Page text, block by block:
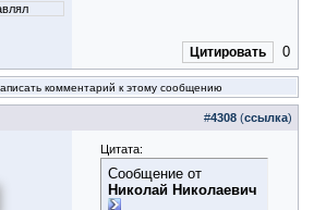
Цитировать 0
комментарий к этому сообщению
#4308 (ссылка)
Цитата:
Сообщение от
Николай Николаевич